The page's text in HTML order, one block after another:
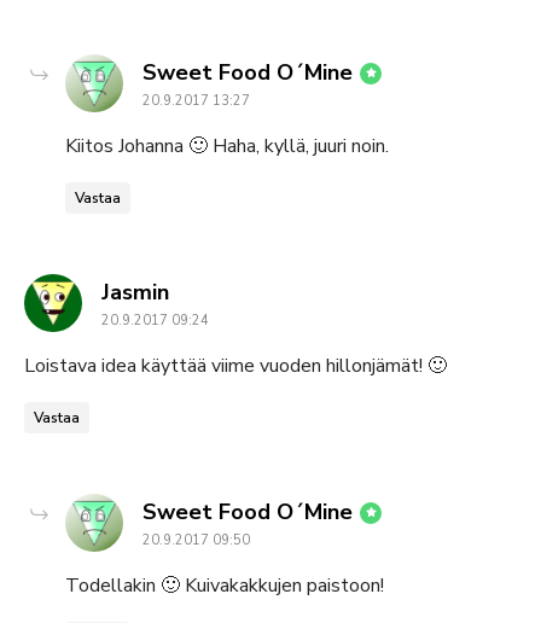
Sweet Food O´Mine says:
20.9.2017 13:27
Kiitos Johanna 🙂 Haha, kyllä, juuri noin.
Vastaa
Jasminsays:
20.9.2017 09:24
Loistava idea käyttää viime vuoden hillonjämät! 🙂
Vastaa
Sweet Food O´Mine says:
20.9.2017 09:50
Todellakin 🙂 Kuivakakkujen paistoon!